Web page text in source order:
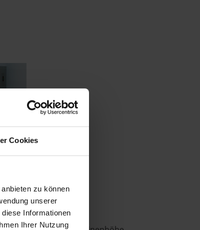
Cookies
zu können
unserer
Informationen
Ihrer Nutzung